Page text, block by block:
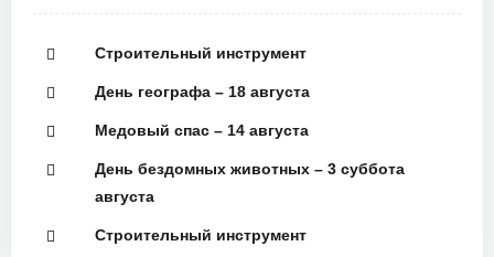
Строительный инструмент
День географа – 18 августа
Медовый спас – 14 августа
День бездомных животных – 3 суббота
августа
Строительный инструмент